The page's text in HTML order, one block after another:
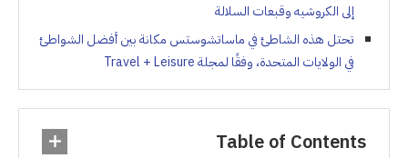
إلى الكروشيه وقبعات السلالة
تحتل هذه الشاطئ في ماساتشوستس مكانة بين أفضل الشواطئ
في الولايات المتحدة، وفقًا لمجلة Travel + Leisure
Table of Contents